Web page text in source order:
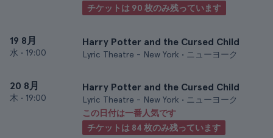
チケットは 90 枚のみ残っています
19 8月
水 • 19:00
Harry Potter and the Cursed Child
Lyric Theatre - New York • ニューヨーク
20 8月
木 • 19:00
Harry Potter and the Cursed Child
Lyric Theatre - New York • ニューヨーク
この日付は一番人気です
チケットは 84 枚のみ残っています